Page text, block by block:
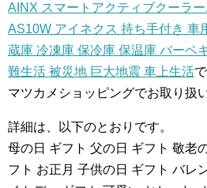
AINX スマートアクティブクーラ
AS10W アイネクス 持ち手付き 車
蔵庫 冷凍庫 保冷庫 保温庫 バーベ
難生活 被災地 巨大地震 車上生活で
マツカメショッピングでお取り扱
詳細は、以下のとおりです。
母の日 ギフト 父の日 ギフト 敬老
フト お正月 子供の日 ギフト バレ